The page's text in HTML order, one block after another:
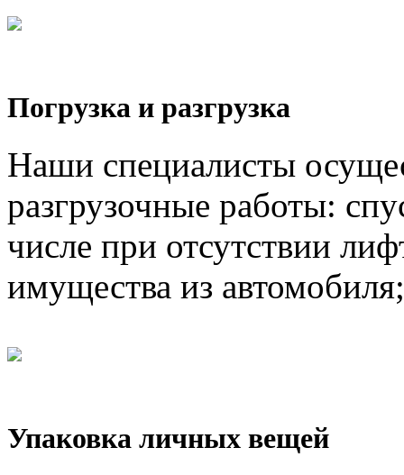
Погрузка и разгрузка
Наши специалисты
разгрузочные работы:
числе при отсутствии
имущества из
Упаковка личных вещей